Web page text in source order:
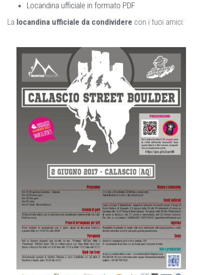
Locandina ufficiale in formato PDF
La locandina ufficiale da condividere con i tuoi amici: